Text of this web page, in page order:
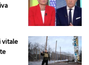
vitale